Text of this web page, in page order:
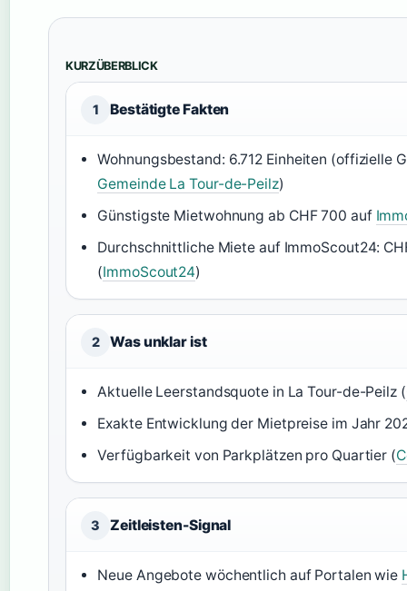
KURZÜBERBLICK
1 Bestätigte Fakten
Wohnungsbestand: 6.712 Einheiten (offizielle
Gemeinde La Tour-de-Peilz)
Günstigste Mietwohnung ab CHF 700 auf
Durchschnittliche Miete auf ImmoScout24:
(ImmoScout24)
2 Was unklar ist
Aktuelle Leerstandsquote in La Tour-de-Peilz (
Exakte Entwicklung der Mietpreise im Jahr
Verfügbarkeit von Parkplätzen pro Quartier (
3 Zeitleisten-Signal
Neue Angebote wöchentlich auf Portalen wie